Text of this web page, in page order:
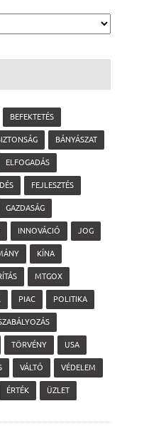
BEFEKTETÉS
BÁNYÁSZAT
ELFOGADÁS
FEJLESZTÉS
GAZDASÁG
INNOVÁCIÓ JOG
KÍNA
MTGOX
PIAC POLITIKA
TÖRVÉNY USA
VÁLTÓ VÉDELEM
ÉRTÉK ÜZLET